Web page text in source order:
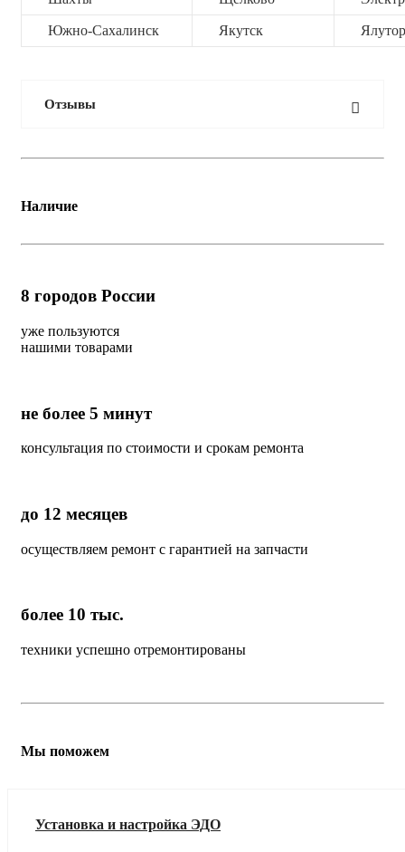
Южно-Сахалинск Якутск
Отзывы
Наличие
8 городов России
уже пользуются
нашими товарами
не более 5 минут
консультация по стоимости и срокам ремонта
до 12 месяцев
осуществляем ремонт с гарантией на запчасти
более 10 тыс.
техники успешно отремонтированы
Мы поможем
Установка и настройка ЭДО